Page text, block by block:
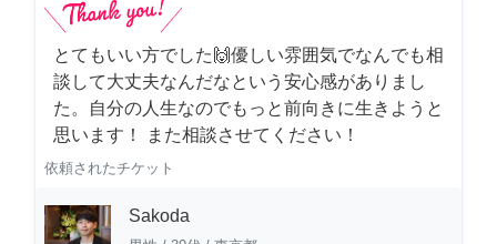
とてもいい方でした🙌優しい雰囲気でなんでも相
談して大丈夫なんだなという安心感がありまし
た。自分の人生なのでもっと前向きに生きようと
思います！ また相談させてください！
依頼されたチケット
Sakoda